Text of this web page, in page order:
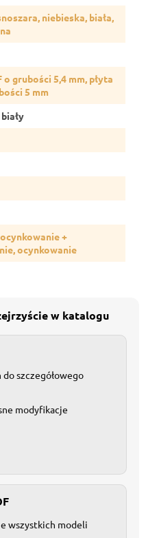
niebieska, biała,
o grubości 5,4 mm, płyta
5 mm
ocynkowanie +
ocynkowanie
w katalogu
szczegółowego
modyfikacje
wszystkich modeli